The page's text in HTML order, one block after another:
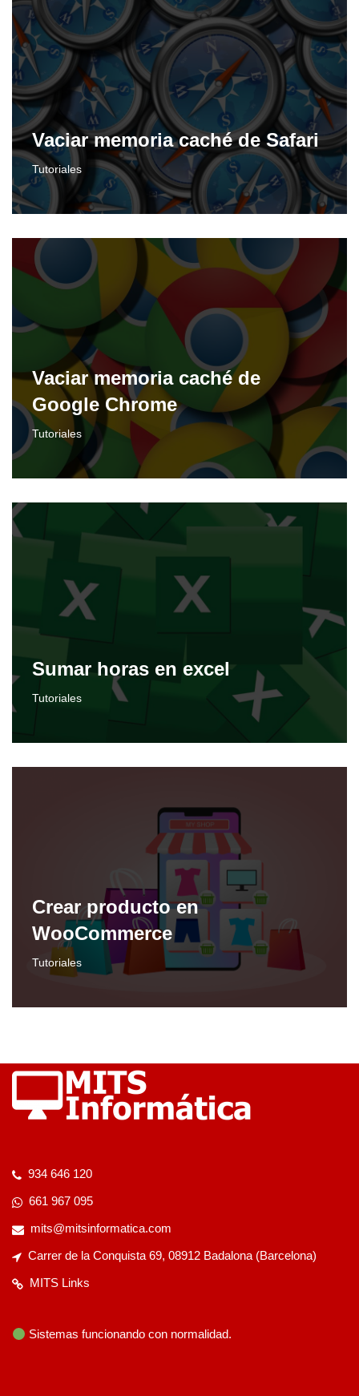
Vaciar memoria caché de Safari
Tutoriales
Vaciar memoria caché de
Google Chrome
Tutoriales
Sumar horas en excel
Tutoriales
Crear producto en
WooCommerce
Tutoriales
934 646 120
661 967 095
mits@mitsinformatica.com
Carrer de la Conquista 69, 08912 Badalona (Barcelona)
MITS Links
Sistemas funcionando con normalidad.